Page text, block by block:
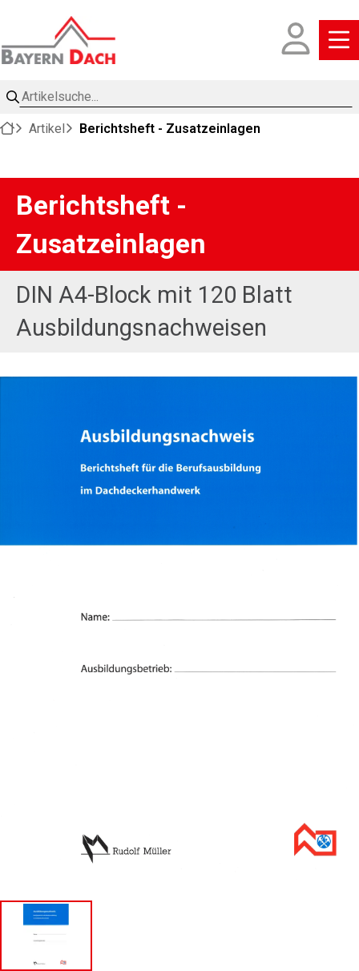
Artikelsuche
Artikel
Berichtsheft - Zusatzeinlagen
Berichtsheft -
Zusatzeinlagen
DIN A4-Block mit 120 Blatt
Ausbildungsnachweisen